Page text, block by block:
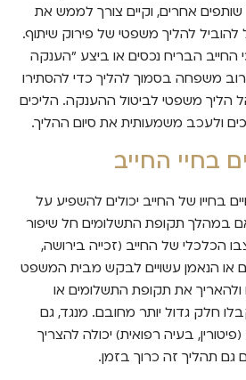
שותפים אחרים, וקיים צורך לממש את
להליך משפטי של פירוק שיתוף.
החייב הבריח נכסים או ביצע "הענקה
משפחה בסמוך להליך כדי להסתירו
הליך משפטי לביטול ההענקה. הליכים
ולעכב משמעותית את סיום ההליך.
בחיי החייב
בחייו של החייב יכולים להשפיע על
במהלך תקופת התשלומים חל שיפור
הכלכלי של החייב (זכייה בירושה,
או הנאמן עשויים לבקש מבית המשפט
את תקופת התשלומים או
חלק גדול יותר מחובם. מנגד, גם
בעיה רפואית) יכולה להצריך
גם תהליך זה כרוך בזמן.